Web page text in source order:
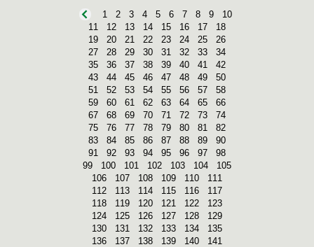
1 2 3 4 5 6 7 8 9
10
11
12 13 14 15 16 17
18
19
20 21 22 23 24 25
26
27
28 29 30 31 32 33
34
35
36 37 38 39 40 41
42
43
44 45 46 47 48 49
50
51
52 53 54 55 56 57
58
59
60 61 62 63 64 65
66
67
68 69 70 71 72 73
74
75
76 77 78 79 80 81
82
83
84 85 86 87 88 89
90
91
92 93 94 95 96 97
98
99
100 101 102 103 104
105
106
107 108 109 110
111
112
113 114 115 116
117
118
119 120 121 122
123
124
125 126 127 128
129
130
131 132 133 134
135
136
137 138 139 140
141